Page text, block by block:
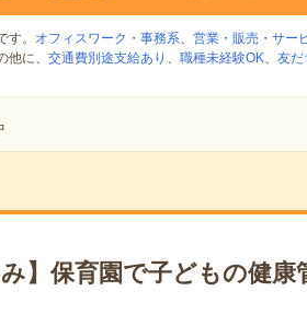
。 オフィスワーク・事務系、 営業・販売・サー
に、 交通費別途支給あり 、 職種未経験OK、 友だ
み】保育園で子どもの健康